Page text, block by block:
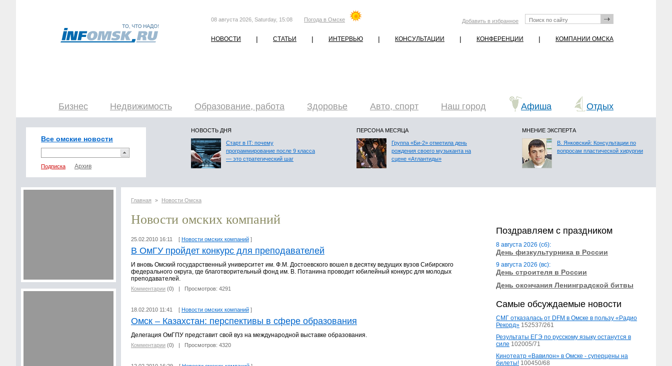
08 августа 2026, Saturday, 15:08 Погода в Омске Добавить в избранное
НОВОСТИ | СТАТЬИ | ИНТЕРВЬЮ | КОНСУЛЬТАЦИИ | КОНФЕРЕНЦИИ | КОМПАНИИ ОМСКА
Бизнес Недвижимость Образование, работа Здоровье Авто, спорт Наш город Афиша Отдых
Все омские новости
Подписка
НОВОСТЬ ДНЯ
Старт в IT: почему
программирование после 9 класса
— это стратегический шаг
ПЕРСОНА МЕСЯЦА
Группа «Би-2» отметила день
рождения своего музыканта на
сцене «Атлантиды»
МНЕНИЕ ЭКСПЕРТА
В. Янковский: Консультации по
вопросам пластической хирургии
Главная > Новости Омска
Новости омских компаний
25.02.2010 16:11 [ Новости омских компаний ]
В ОмГУ пройдет конкурс для преподавателей
И вновь Омский государственный университет им. Ф.М. Достоевского вошел в десятку ведущих вузов Сибирского
федерального округа, где благотворительный фонд им. В. Потанина проводит юбилейный конкурс для молодых
преподавателей.
Комментарии (0) | Просмотров: 4291
18.02.2010 11:41 [ Новости омских компаний ]
Омск – Казахстан: перспективы в сфере образования
Делегация ОмГПУ представит свой вуз на международной выставке образования.
Комментарии (0) | Просмотров: 4320
Поздравляем с праздником
8 августа 2026 (сб):
День физкультурника в России
9 августа 2026 (вс):
День строителя в России
День окончания Ленинградской битвы
Самые обсуждаемые новости
СМГ отказалась от DFM в Омске в пользу «Радио
Рекорд» 152537/261
Результаты ЕГЭ по русскому языку останутся в
силе 102005/71
Кинотеатр «Вавилон» в Омске - суперцены на
билеты! 100450/68